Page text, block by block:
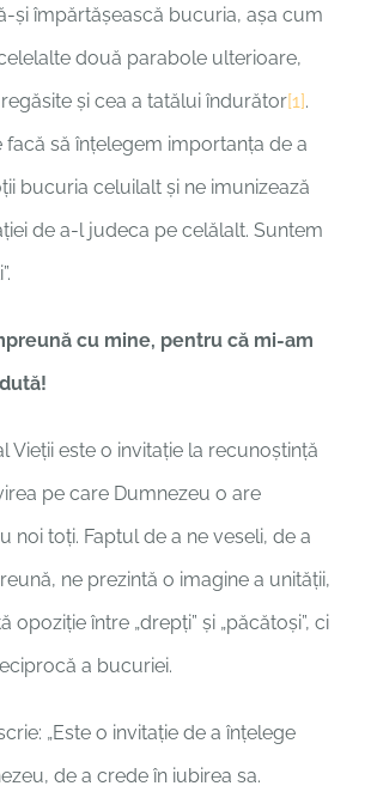
și împărtășească bucuria, așa cum
două parabole ulterioare,
și cea a tatălui îndurător[1].
facă să înțelegem importanța de a
bucuria celuilalt și ne imunizează
de a-l judeca pe celălalt. Suntem
cu mine, pentru că mi-am
Vieții este o invitație la recunoștință
pe care Dumnezeu o are
noi toți. Faptul de a ne veseli, de a
ne prezintă o imagine a unității,
opoziție între „drepți” și „păcătoși”, ci
a bucuriei.
„Este o invitație de a înțelege
de a crede în iubirea sa.